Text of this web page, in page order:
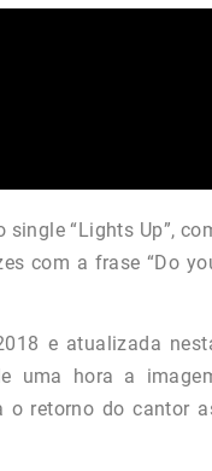
“Lights Up”,
com a frase “Do
e atualizada
uma hora a
o retorno do cantor